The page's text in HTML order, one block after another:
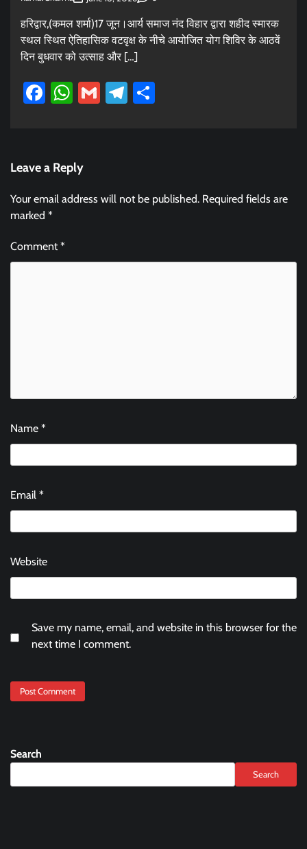
हरिद्वार,(कमल शर्मा)17 जून।आर्य समाज नंद विहार द्वारा शहीद स्मारक
स्थल स्थित ऐतिहासिक वटवृक्ष के नीचे आयोजित योग शिविर के आठवें
दिन बुधवार को उत्साह और […]
Facebook
WhatsApp
GmailTelegram
Leave a Reply
Your email address will not be published. Required fields are
marked *
Comment*
Name *
Email *
Website
Save my name, email, and website in this browser for the
next time I comment.
Search
Search